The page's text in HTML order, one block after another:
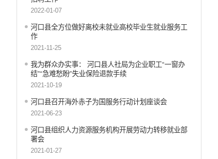
医疗卫生
统计信息
公共文化服务
产品质量
社会救助
应急预案
安全生产
2022-01-07
河口县全方位做好离校未就业高校毕业生就业服务工
作
2021-11-25
我为群众办实事： 河口县人社局为企业职工“一窗办
结”“急难愁盼”失业保险退款手续
2021-10-19
河口县召开海外赤子为国服务行动计划座谈会
2021-06-23
河口县组织人力资源服务机构开展劳动力转移就业部
署会
2021-01-27